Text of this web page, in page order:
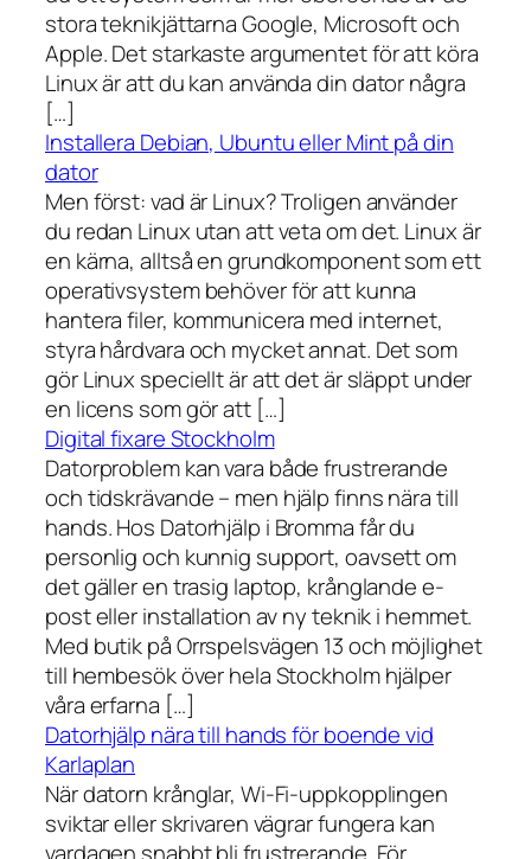
stora teknikjättarna Google, Microsoft och
Apple. Det starkaste argumentet för att köra
Linux är att du kan använda din dator några
[…]
Installera Debian, Ubuntu eller Mint på din
dator
Men först: vad är Linux? Troligen använder
du redan Linux utan att veta om det. Linux är
en kärna, alltså en grundkomponent som ett
operativsystem behöver för att kunna
hantera filer, kommunicera med internet,
styra hårdvara och mycket annat. Det som
gör Linux speciellt är att det är släppt under
en licens som gör att […]
Digital fixare Stockholm
Datorproblem kan vara både frustrerande
och tidskrävande – men hjälp finns nära till
hands. Hos Datorhjälp i Bromma får du
personlig och kunnig support, oavsett om
det gäller en trasig laptop, krånglande e-
post eller installation av ny teknik i hemmet.
Med butik på Orrspelsvägen 13 och möjlighet
till hembesök över hela Stockholm hjälper
våra erfarna […]
Datorhjälp nära till hands för boende vid
Karlaplan
När datorn krånglar, Wi-Fi-uppkopplingen
sviktar eller skrivaren vägrar fungera kan